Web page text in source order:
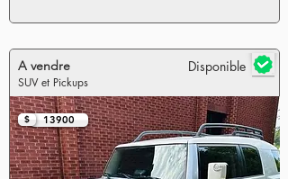
A vendre Disponible
SUV et Pickups
13900
$